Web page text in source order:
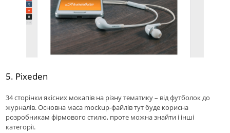
5. Pixeden
34 сторінки якісних мокапiв на різну тематику – від футболок до
журналів. Основна маса mockup-файлів тут буде корисна
розробникам фірмового стилю, проте можна знайти і інші
категорії.